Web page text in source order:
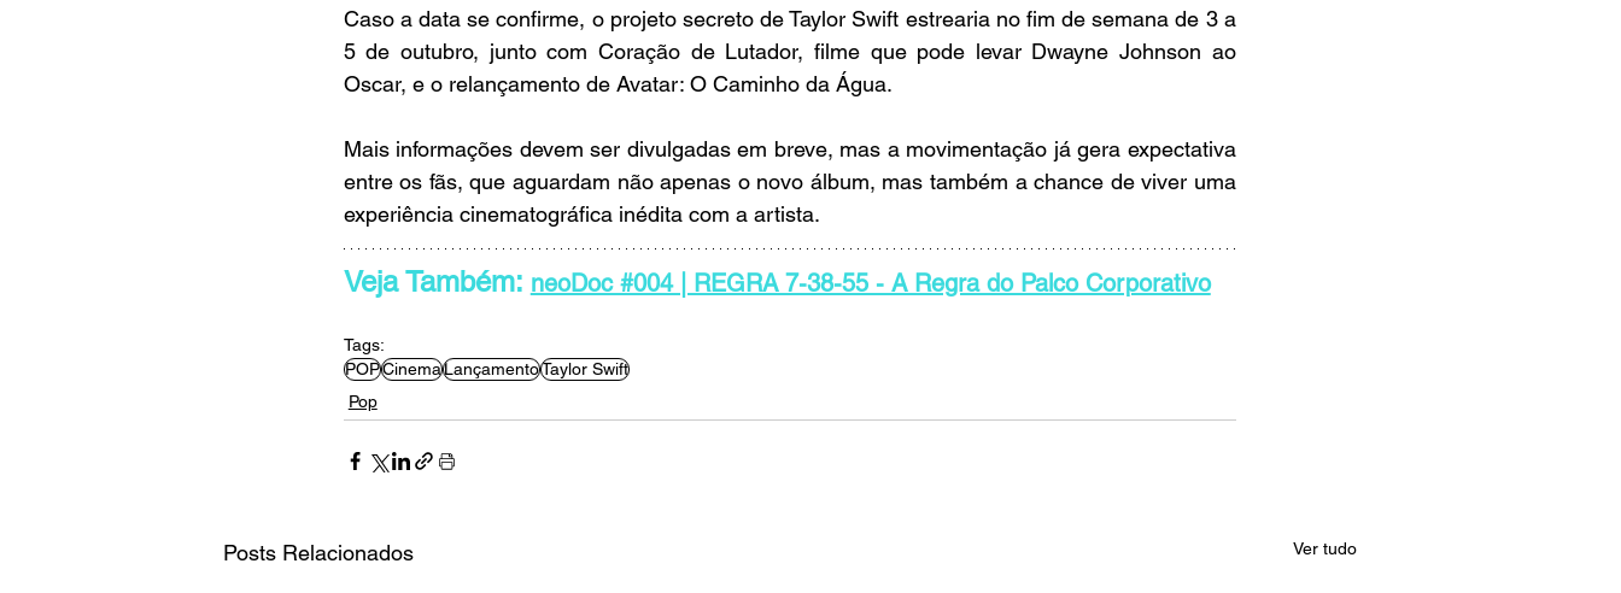
Caso a data se confirme, o projeto secreto de Taylor Swift estrearia no fim de semana de 3 a
5 de outubro, junto com Coração de Lutador, filme que pode levar Dwayne Johnson ao
Oscar, e o relançamento de Avatar: O Caminho da Água.
Mais informações devem ser divulgadas em breve, mas a movimentação já gera expectativa
entre os fãs, que aguardam não apenas o novo álbum, mas também a chance de viver uma
experiência cinematográfica inédita com a artista.
Veja Também: neoDoc #004 | REGRA 7-38-55 - A Regra do Palco Corporativo
Tags:
POPCinemaLançamentoTaylor Swift
Pop
Posts Relacionados Ver tudo